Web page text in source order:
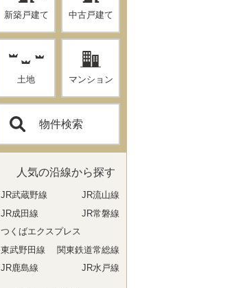
新築戸建て 中古戸建て
土地 マンション
物件検索
人気の沿線から探す
JR武蔵野線
JR流山線
JR成田線
JR常磐線
つくばエクスプレス
東武野田線
関東鉄道常総線
JR鹿島線
JR水戸線